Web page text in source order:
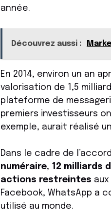
année.
Découvrez aussi :
En 2014, environ un an
valorisation de 1,5
plateforme de
premiers investisseurs
exemple, aurait réalisé
Dans le cadre de
numéraire, 12 milliards
actions restreintes
Facebook, WhatsApp a
utilisé au monde.